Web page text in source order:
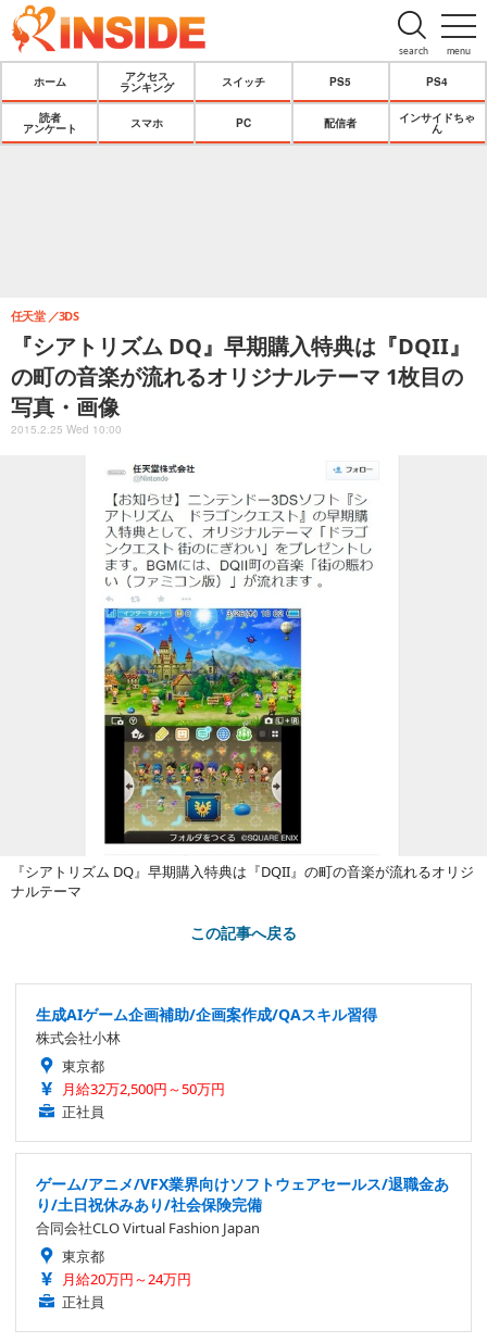
menu
search
ホーム
アクセス
ランキング
スイッチ PS5 PS4
読者
アンケート
スマホ PC 配信者
インサイドちゃ
ん
『シアトリズム DQ』早期購入特典は『DQII』
の町の音楽が流れるオリジナルテーマ 1枚目の
写真・画像
任天堂 3DS
2015.2.25 Wed 10:00
『シアトリズム DQ』早期購入特典は『DQII』の町の音楽が流れるオリジ
ナルテーマ
この記事へ戻る
生成AIゲーム企画補助/企画案作成/QAスキル習得
株式会社小林
東京都
月給32万2,500円～50万円
正社員
ゲーム/アニメ/VFX業界向けソフトウェアセールス/退職金あ
り/土日祝休みあり/社会保険完備
合同会社CLO Virtual Fashion Japan
東京都
月給20万円～24万円
正社員